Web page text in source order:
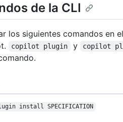
de la CLI
los siguientes comandos en
copilot plugin y copilot
install SPECIFICATION